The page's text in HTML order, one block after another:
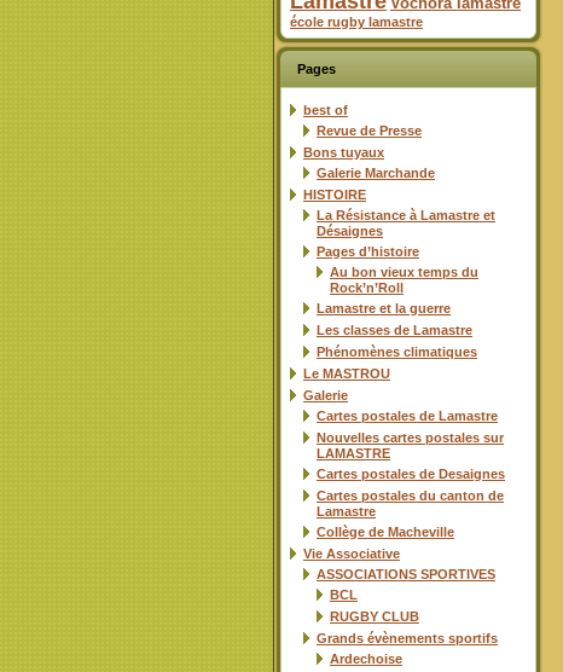
école rugby lamastre
Pages
best of
Revue de Presse
Bons tuyaux
Galerie Marchande
HISTOIRE
La Résistance à Lamastre et
Désaignes
Pages d’histoire
Au bon vieux temps du
Rock’n’Roll
Lamastre et la guerre
Les classes de Lamastre
Phénomènes climatiques
Le MASTROU
Galerie
Cartes postales de Lamastre
Nouvelles cartes postales sur
LAMASTRE
Cartes postales de Desaignes
Cartes postales du canton de
Lamastre
Collège de Macheville
Vie Associative
ASSOCIATIONS SPORTIVES
BCL
RUGBY CLUB
Grands évènements sportifs
Ardechoise